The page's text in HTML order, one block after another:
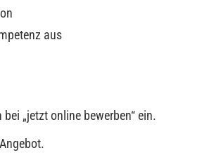
aus
„jetzt online bewerben“ ein.